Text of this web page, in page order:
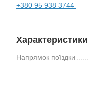
+380 95 938 3744
Характеристики
Напрямок поїздки